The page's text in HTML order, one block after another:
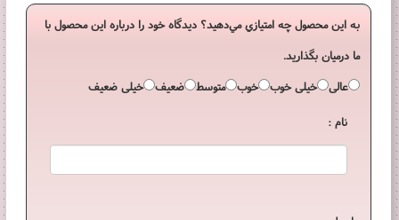
به اين محصول چه امتيازي مي‌دهيد؟ ديدگاه خود را درباره اين محصول با
ما درميان بگذاريد.
عالی
خیلی خوب خوب متوسط ضعیف
خیلی ضعیف
نام :